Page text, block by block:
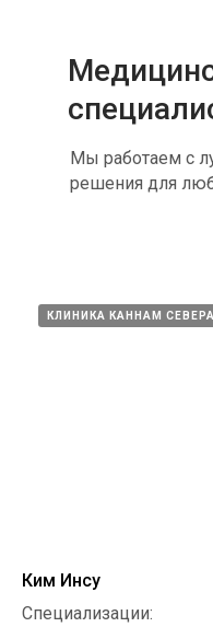
Мы работаем с
решения для
КЛИНИКА КАННАМ
Ким Инсу
Специализации: